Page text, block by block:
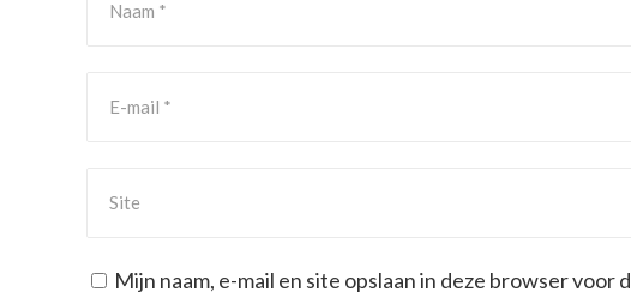
Mijn naam, e-mail en site opslaan in deze browser